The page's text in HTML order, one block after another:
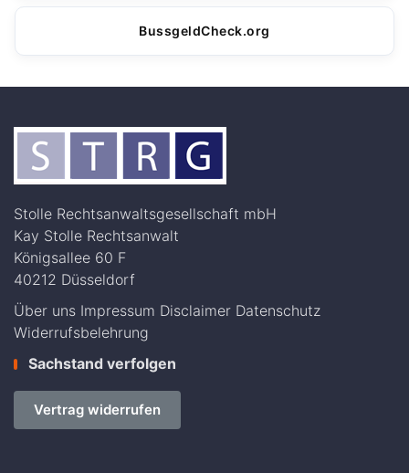
BussgeldCheck.org
Stolle Rechtsanwaltsgesellschaft mbH
Kay Stolle Rechtsanwalt
Königsallee 60 F
40212 Düsseldorf
Über uns Impressum Disclaimer Datenschutz
Widerrufsbelehrung
Sachstand verfolgen
Vertrag widerrufen